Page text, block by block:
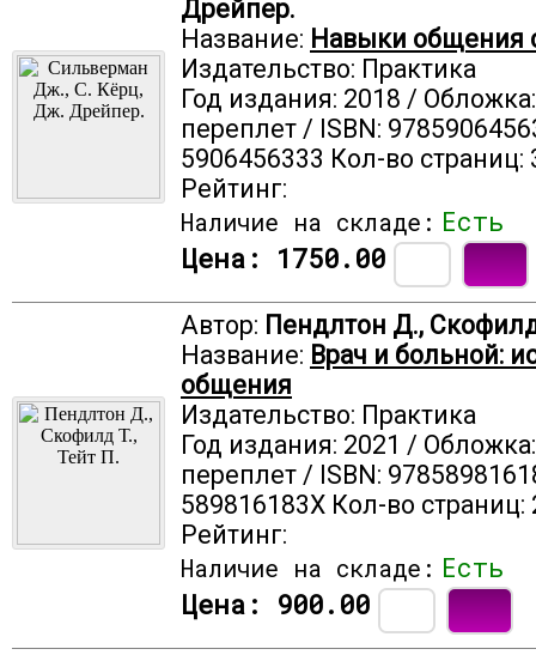
Дрейпер.
Название: Навыки общения
Издательство: Практика
Год издания: 2018 /
переплет / ISBN:
5906456333 Кол-во страниц:
Рейтинг:
Наличие на складе: Есть
Цена: 1750.00
Автор: Пендлтон Д.,
Название: Врач и больной:
общения
Издательство: Практика
Год издания: 2021 /
переплет / ISBN:
589816183X Кол-во страниц:
Рейтинг:
Наличие на складе: Есть
Цена: 900.00